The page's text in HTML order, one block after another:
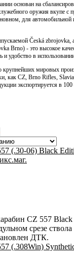
основан на
оружия вкупе с
для автомобильной
Česká zbrojovka,
Brno) - это высокое
удобство в
крупнейших мировых
как CZ, Brno Rifles,
экспортируется в
(.30-06) Black
CZ 557
срезе ствола
ДТК.
(.308Win)